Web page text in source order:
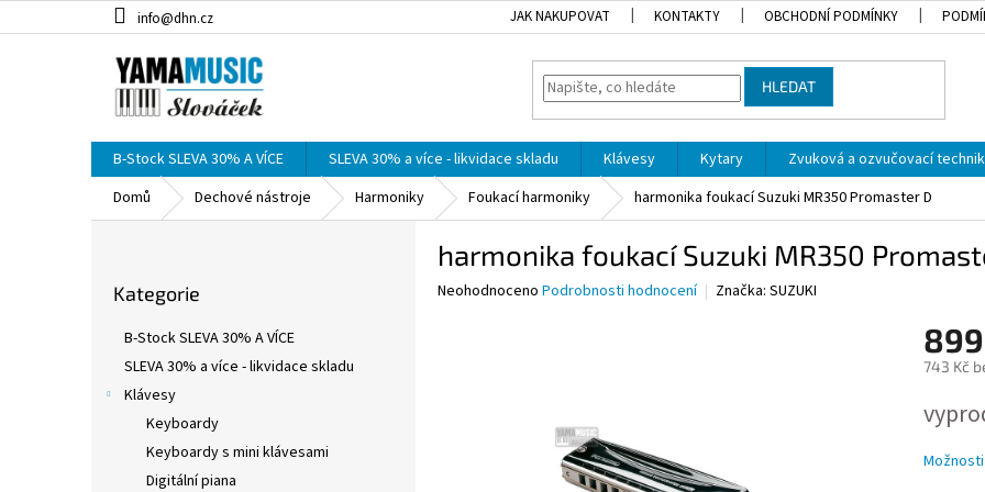
na
info@dhn.cz JAK NAKUPOVAT KONTAKTY OBCHODNÍ PODMÍNKY
HLEDAT
B-Stock SLEVA 30% A VÍCE SLEVA 30% a více - likvidace skladu Klávesy Kytary Zvuková a ozvučovací
Domů
Dechové nástroje Harmoniky Foukací harmoniky harmonika foukací Suzuki MR350 Promaster D
kategorie
Kategorie
B-Stock SLEVA 30% A VÍCE
SLEVA 30% a více - likvidace skladu
Klávesy
Keyboardy
Keyboardy s mini klávesami
Digitální piana
harmonika foukací Suzuki MR350
Průměrné
Neohodnoceno Podrobnosti hodnocení Značka: SUZUKI
743 Kč
cena: